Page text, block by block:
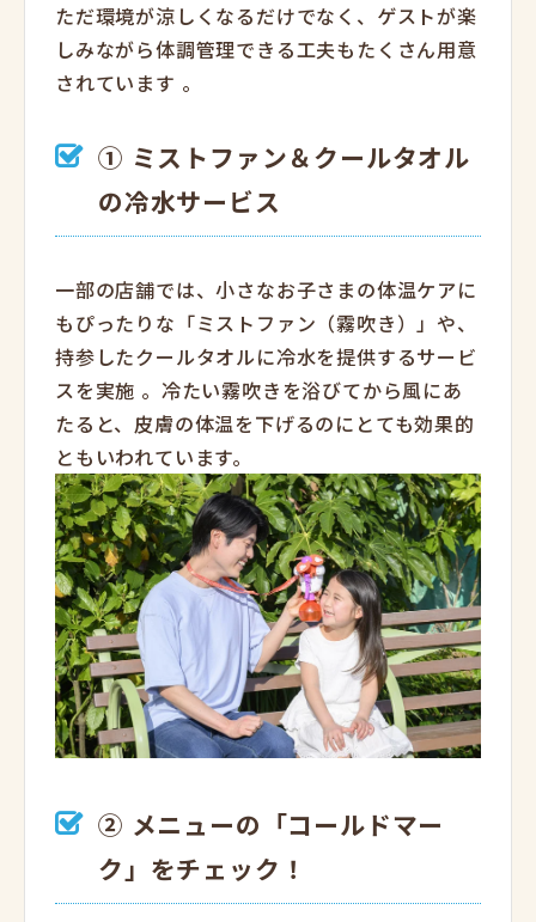
ただ環境が涼しくなるだけでなく、ゲストが楽
しみながら体調管理できる工夫もたくさん用意
されています 。
① ミストファン＆クールタオル
の冷水サービス
一部の店舗では、小さなお子さまの体温ケアに
もぴったりな「ミストファン（霧吹き）」や、
持参したクールタオルに冷水を提供するサービ
スを実施 。冷たい霧吹きを浴びてから風にあ
たると、皮膚の体温を下げるのにとても効果的
ともいわれています。
② メニューの「コールドマー
ク」をチェック！